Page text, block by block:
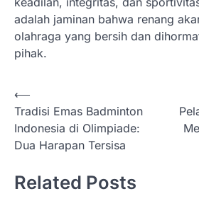
adalah jaminan bahwa renang
olahraga yang bersih dan
pihak.
N
a
v
g
⟵
Tradisi Emas Badminton
Indonesia di Olimpiade:
Dua Harapan Tersisa
Related Posts